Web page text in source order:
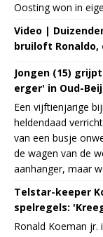
Oosting won in
Video |
bruiloft Ronaldo,
Jongen (15)
erger' in Oud-
Een vijftienjarige
heldendaad
van een busje
de wagen van de
aanhanger, maar
Telstar-keeper
spelregels:
Ronald Koeman jr.